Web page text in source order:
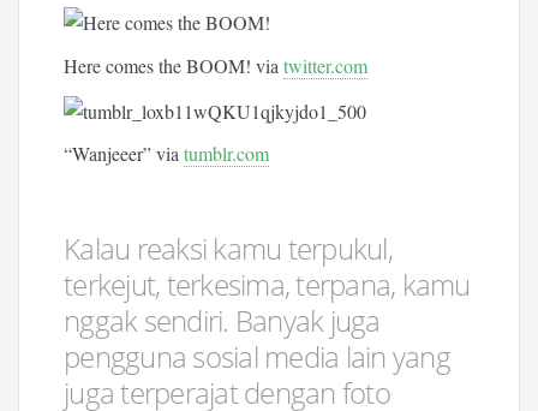
Here comes the BOOM! viatwitter.com
“Wanjeeer” viatumblr.com
Kalau reaksi kamu terpukul,
terkejut, terkesima, terpana, kamu
nggak sendiri. Banyak juga
pengguna sosial media lain yang
juga terperajat dengan foto